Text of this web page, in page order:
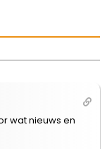
wat nieuws en